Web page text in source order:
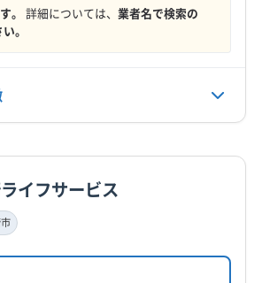
。 詳細については、 業者名で検索の
。
イフサービス